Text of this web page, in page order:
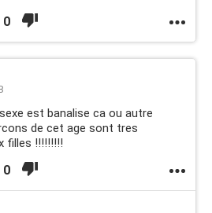
0
est banalise ca ou autre
de cet age sont tres
filles !!!!!!!!!
0